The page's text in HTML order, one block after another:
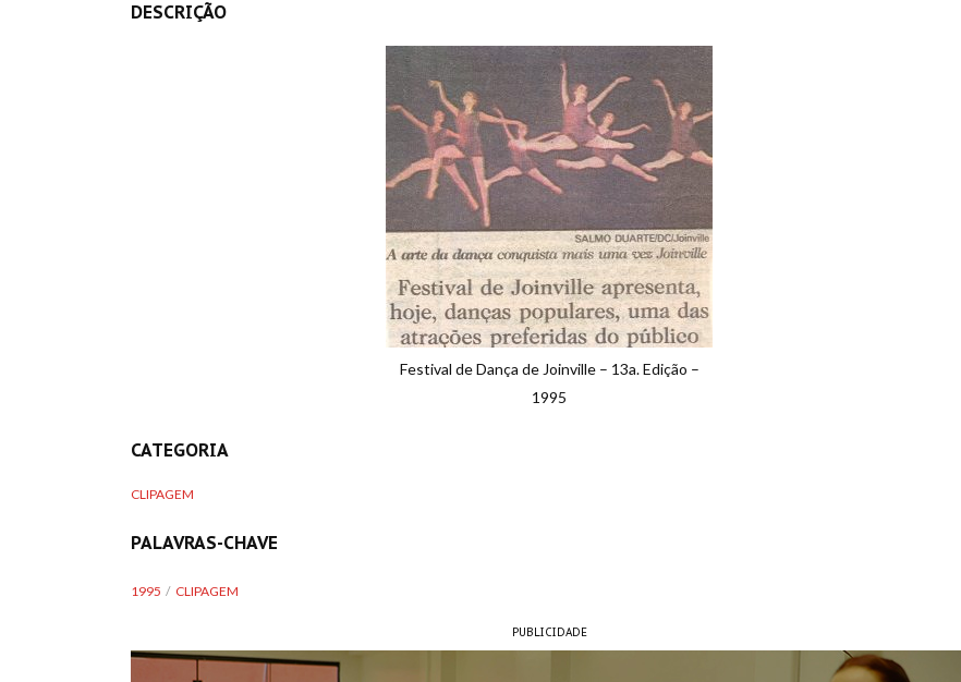
DESCRIÇÃO
Festival de Dança de Joinville – 13a. Edição –
1995
CATEGORIA
CLIPAGEM
PALAVRAS-CHAVE
1995 CLIPAGEM
PUBLICIDADE